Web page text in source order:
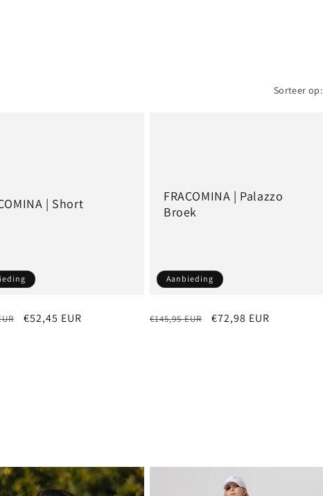
Sorteer op:
| Short
Aanbiedingsprijs
€52,45 EUR
FRACOMINA | Palazzo
Broek
Aanbieding
Normale
€145,95 EUR Aanbiedingsprijs
€72,98 EUR